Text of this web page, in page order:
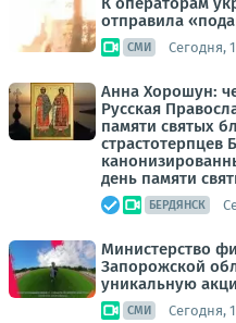
отправила
СМИ Сегодня,
Анна Хорошун:
Русская
памяти святых
страстотерпцев
день памяти
БЕРДЯНСК
Министерство
Запорожской
уникальную
СМИ Сегодня,